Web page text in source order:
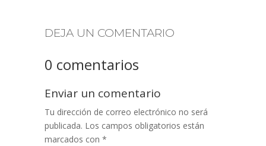
DEJA UN COMENTARIO
0 comentarios
Enviar un comentario
Tu dirección de correo electrónico no será
publicada. Los campos obligatorios están
marcados con *